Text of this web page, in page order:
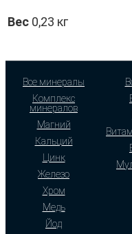
Вес 0,23 кг
Все минералы
Комплекс
минералов
Магний
Кальций
Цинк
Железо
Хром
Медь
Йод